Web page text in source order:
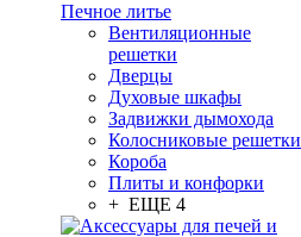
Печное литье
Вентиляционные
решетки
Дверцы
Духовые шкафы
Задвижки дымохода
Колосниковые решетки
Короба
Плиты и конфорки
+ ЕЩЕ 4